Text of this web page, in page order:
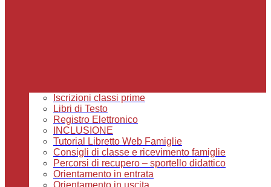
Iscrizioni classi prime
Libri di Testo
Registro Elettronico
INCLUSIONE
Tutorial Libretto Web Famiglie
Consigli di classe e ricevimento famiglie
Percorsi di recupero – sportello didattico
Orientamento in entrata